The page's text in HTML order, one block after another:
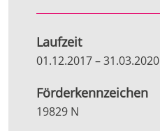
Laufzeit
01.12.2017–31.03.2020
Förderkennzeichen
19829 N